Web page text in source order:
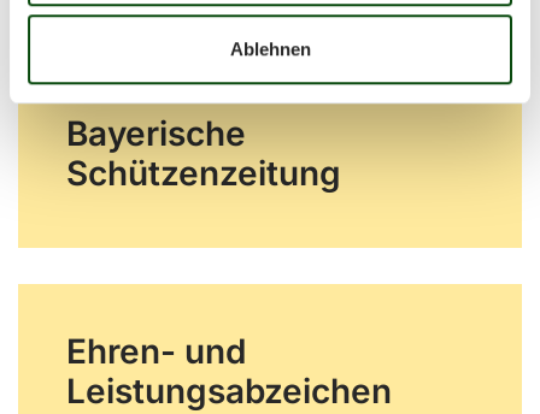
Ablehnen
Bayerische
Schützenzeitung
Ehren- und
Leistungsabzeichen